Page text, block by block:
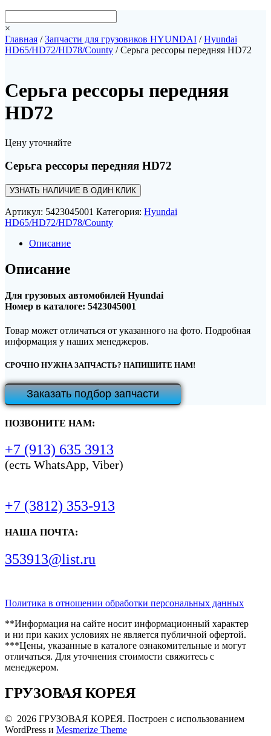
×
Главная /Запчасти для грузовиков HYUNDAI /Hyundai
HD65/HD72/HD78/County / Серьга рессоры передняя HD72
Серьга рессоры передняя
HD72
Цену уточняйте
Серьга рессоры передняя HD72
УЗНАТЬ НАЛИЧИЕ В ОДИН КЛИК
Артикул: 5423045001 Категория: Hyundai
HD65/HD72/HD78/County
Описание
Описание
Для грузовых автомобилей Hyundai
Номер в каталоге: 5423045001
Товар может отличаться от указанного на фото. Подробная
информация у наших менеджеров.
СРОЧНО НУЖНА ЗАПЧАСТЬ? НАПИШИТЕ НАМ!
Заказать подбор запчасти
ПОЗВОНИТЕ НАМ:
+7 (913) 635 3913
(есть WhatsApp, Viber)
+7 (3812) 353-913
НАША ПОЧТА:
353913@list.ru
Политика в отношении обработки персональных данных
**Информация на сайте носит информационный характер
и ни при каких условиях не является публичной офертой.
***Цены, указанные в каталоге ознакомительные и могут
отличаться. Для уточнения стоимости свяжитесь с
менеджером.
ГРУЗОВАЯ КОРЕЯ
© 2026 ГРУЗОВАЯ КОРЕЯ. Построен с использованием
WordPress и Mesmerize Theme